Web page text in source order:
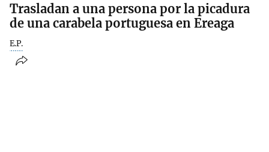
Trasladan a una persona por la picadura
de una carabela portuguesa en Ereaga
E.P.